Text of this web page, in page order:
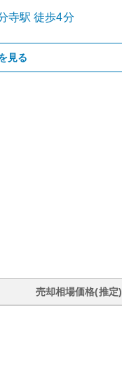
寺駅 徒歩4分
見る
売却相場価格(推定)